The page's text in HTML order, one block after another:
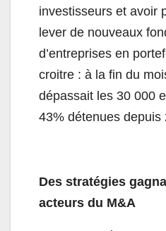
investisseurs et avoir
lever de nouveaux
d’entreprises en
croitre : à la fin du
dépassait les 30 000
43% détenues depuis
Des stratégies
acteurs du M&A